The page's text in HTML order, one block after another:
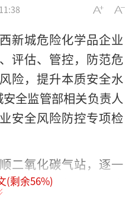
新城危险化学品企业
评估、管控，防范危
险，提升本质安全水
全监管部相关负责人
安全风险防控专项检
二氧化碳气站，逐一
体泵、汽化器及汇流
(剩余56%)